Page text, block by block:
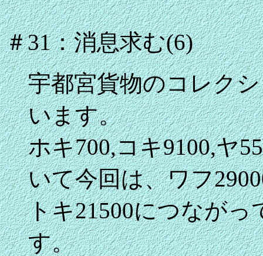
＃31：消息求む(6)
宇都宮貨物のコレク
います。
ホキ700,コキ9100,ヤ
いて今回は、ワフ
トキ21500につながっ
す。